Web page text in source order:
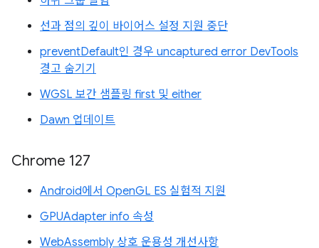
선과 점의 깊이 바이어스 설정 지원 중단
preventDefault인 경우 uncaptured error DevTools
경고 숨기기
WGSL 보간 샘플링 first 및 either
Dawn 업데이트
Chrome 127
Android에서 OpenGL ES 실험적 지원
GPUAdapter info 속성
WebAssembly 상호 운용성 개선사항